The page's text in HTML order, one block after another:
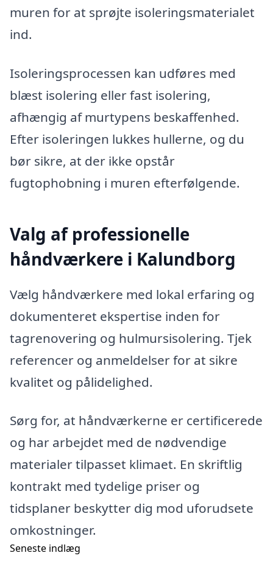
muren for at sprøjte isoleringsmaterialet
ind.
Isoleringsprocessen kan udføres med
blæst isolering eller fast isolering,
afhængig af murtypens beskaffenhed.
Efter isoleringen lukkes hullerne, og du
bør sikre, at der ikke opstår
fugtophobning i muren efterfølgende.
Valg af professionelle
håndværkere i Kalundborg
Vælg håndværkere med lokal erfaring og
dokumenteret ekspertise inden for
tagrenovering og hulmursisolering. Tjek
referencer og anmeldelser for at sikre
kvalitet og pålidelighed.
Sørg for, at håndværkerne er certificerede
og har arbejdet med de nødvendige
materialer tilpasset klimaet. En skriftlig
kontrakt med tydelige priser og
tidsplaner beskytter dig mod uforudsete
omkostninger.
Seneste indlæg